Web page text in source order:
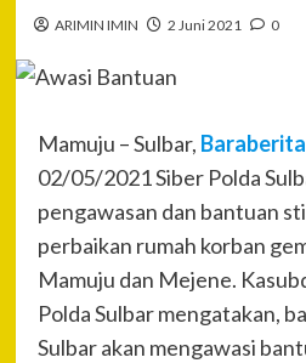
ARIMIN IMIN 2 Juni 2021 0
Mamuju – Sulbar,
02/05/2021 Siber Polda
pengawasan dan bantuan
perbaikan rumah korban
Mamuju dan Mejene.
Polda Sulbar mengatakan,
Sulbar akan mengawasi